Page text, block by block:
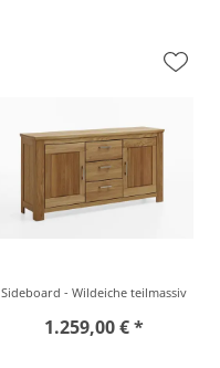
Sideboard - Wildeiche teilmassiv
1.259,00 € *